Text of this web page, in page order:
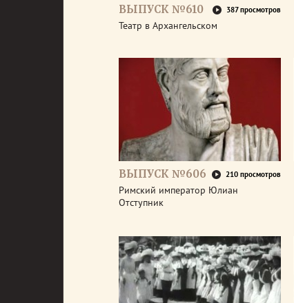
ВЫПУСК №610 387 просмотров
Театр в Архангельском
ВЫПУСК №606 210 просмотров
Римский император Юлиан
Отступник